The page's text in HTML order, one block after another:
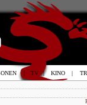
| TV | KINO |